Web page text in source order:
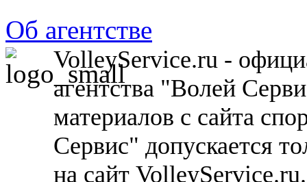
Об агентстве
VolleyService.ru -
агентства "Волей
материалов с сайта
Сервис" допускается
на сайт